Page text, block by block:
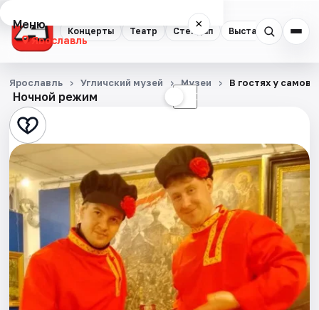
Концерты Театр Стендап Выставки
Меню ×
Ярославль
Концерты
Театр
Стендап
Выставки
Квесты
Экскурсии
События
Ночной режим ☾
Ярославль Угличский музей Музеи В гостях у